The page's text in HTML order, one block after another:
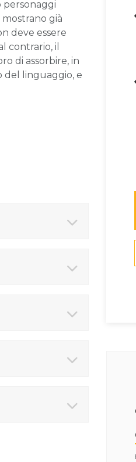
personaggi
già
deve essere
contrario, il
di assorbire, in
del linguaggio, e